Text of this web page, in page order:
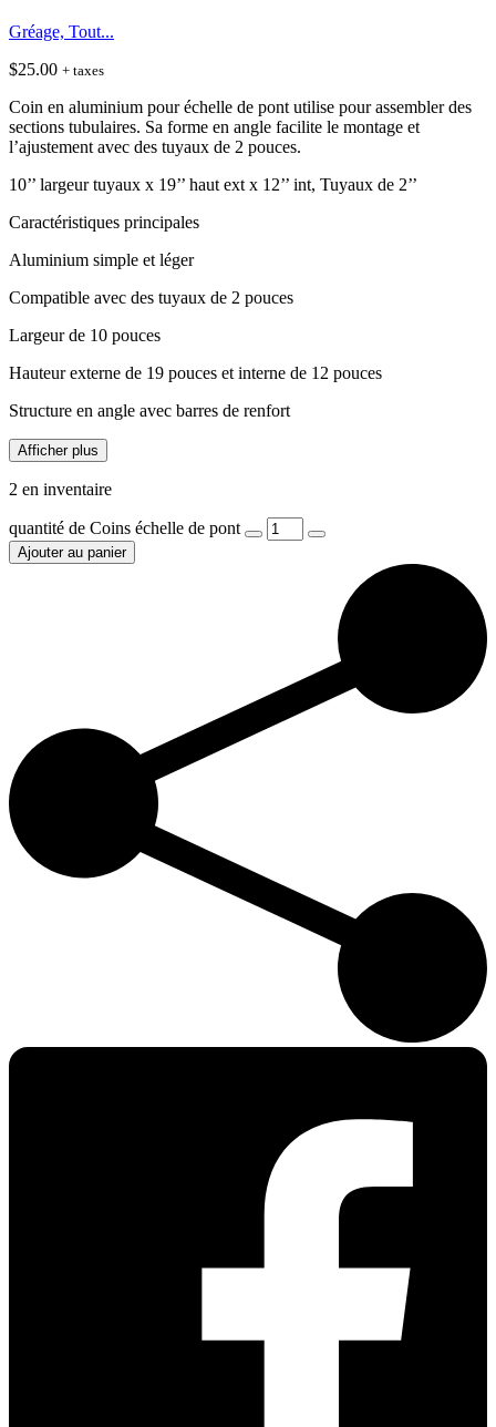
Gréage, Tout...
$25.00 + taxes
Coin en aluminium pour échelle de pont utilise pour assembler des
sections tubulaires. Sa forme en angle facilite le montage et
l’ajustement avec des tuyaux de 2 pouces.
10’’ largeur tuyaux x 19’’ haut ext x 12’’ int, Tuyaux de 2’’
Caractéristiques principales
Aluminium simple et léger
Compatible avec des tuyaux de 2 pouces
Largeur de 10 pouces
Hauteur externe de 19 pouces et interne de 12 pouces
Structure en angle avec barres de renfort
Afficher plus
2 en inventaire
quantité de Coins échelle de pont
Ajouter au panier